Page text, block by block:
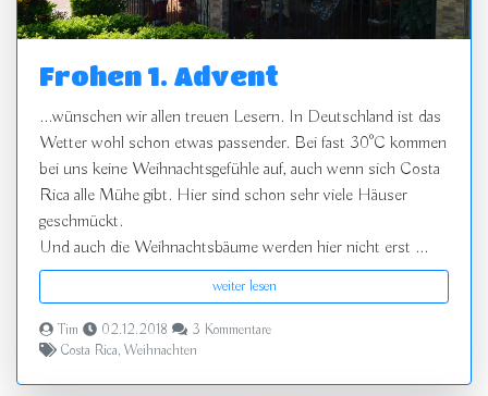
Frohen 1. Advent
...wünschen wir allen treuen Lesern. In Deutschland ist das
Wetter wohl schon etwas passender. Bei fast 30°C kommen
bei uns keine Weihnachtsgefühle auf, auch wenn sich Costa
Rica alle Mühe gibt. Hier sind schon sehr viele Häuser
geschmückt.
Und auch die Weihnachtsbäume werden hier nicht erst ...
weiter lesen
Tim 02.12.2018
3 Kommentare
Costa Rica, Weihnachten